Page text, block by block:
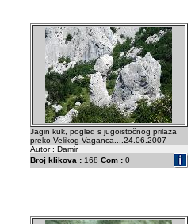
Jagin kuk, pogled s jugoistočnog prilaza
preko Velikog Vaganca....24.06.2007
Autor : Damir
Broj klikova :168 Com :0